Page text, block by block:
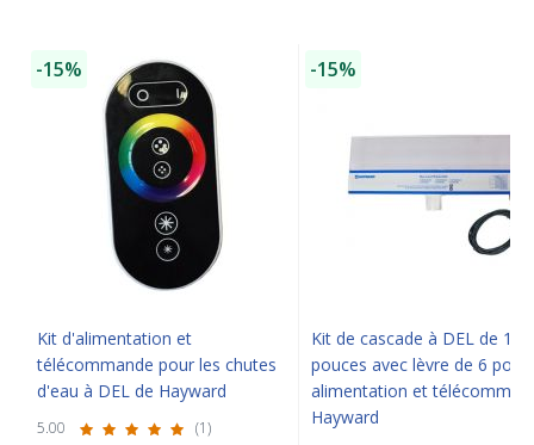
-15%
Kit d'alimentation et
télécommande pour les chutes
d'eau à DEL de Hayward
5.00 (1)
-15%
Kit de cascade à DEL de 12
pouces avec lèvre de 6
alimentation et
Hayward